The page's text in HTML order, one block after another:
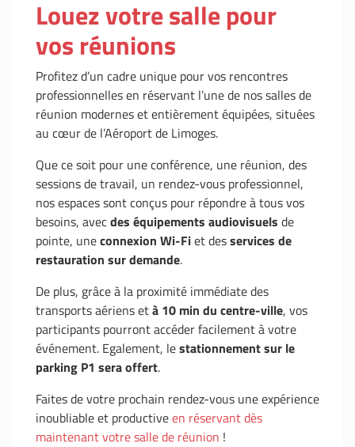
Louez votre salle pour
vos réunions
Profitez d’un cadre unique pour vos rencontres
professionnelles en réservant l’une de nos salles de
réunion modernes et entièrement équipées, situées
au cœur de l’Aéroport de Limoges.
Que ce soit pour une conférence, une réunion, des
sessions de travail, un rendez-vous professionnel,
nos espaces sont conçus pour répondre à tous vos
besoins, avecdes équipements audiovisuels de
pointe, uneconnexion Wi-Fiet desservices de
restauration sur demande.
De plus, grâce à la proximité immédiate des
transports aériens età 10 min du centre-ville, vos
participants pourront accéder facilement à votre
événement. Egalement, lestationnement sur le
parking P1 sera offert.
Faites de votre prochain rendez-vous une expérience
inoubliable et productiveen réservant dès
maintenant votre salle de réunion !